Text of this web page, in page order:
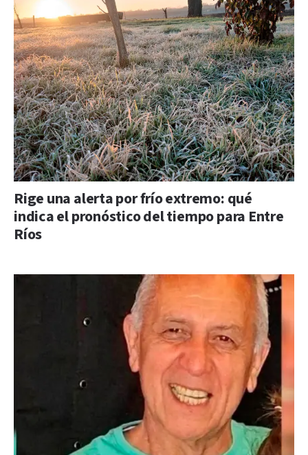
Rige una alerta por frío extremo: qué
indica el pronóstico del tiempo para Entre
Ríos